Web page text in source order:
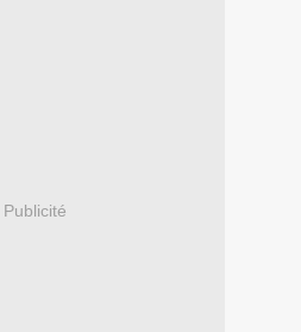
Publicité